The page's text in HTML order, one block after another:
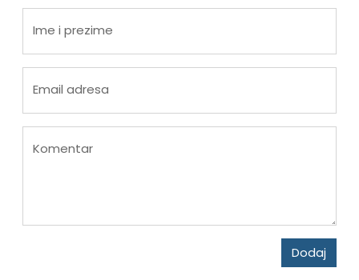
Ime i prezime
Email adresa
Komentar
Dodaj